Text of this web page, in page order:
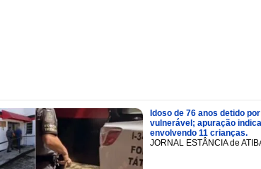
Idoso de 76 anos detido
vulnerável; apuração
envolvendo 11 crianças.
JORNAL ESTÂNCIA de